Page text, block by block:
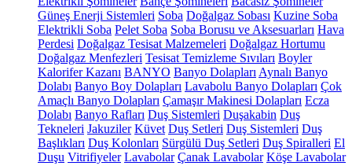
Güneş Enerji Sistemleri Soba Doğalgaz Sobası Kuzine Soba
Elektrikli Soba Pelet Soba Soba Borusu ve Aksesuarları Hava
Perdesi Doğalgaz Tesisat Malzemeleri Doğalgaz Hortumu
Doğalgaz Menfezleri Tesisat Temizleme Sıvıları Boyler
Kalorifer Kazanı BANYO Banyo Dolapları Aynalı Banyo
Dolabı Banyo Boy Dolapları Lavabolu Banyo Dolapları Çok
Amaçlı Banyo Dolapları Çamaşır Makinesi Dolapları Ecza
Dolabı Banyo Rafları Duş Sistemleri Duşakabin Duş
Tekneleri Jakuziler Küvet Duş Setleri Duş Sistemleri Duş
Başlıkları Duş Kolonları Sürgülü Duş Setleri Duş Spiralleri El
Duşu Vitrifiyeler Lavabolar Çanak Lavabolar Köşe Lavabolar